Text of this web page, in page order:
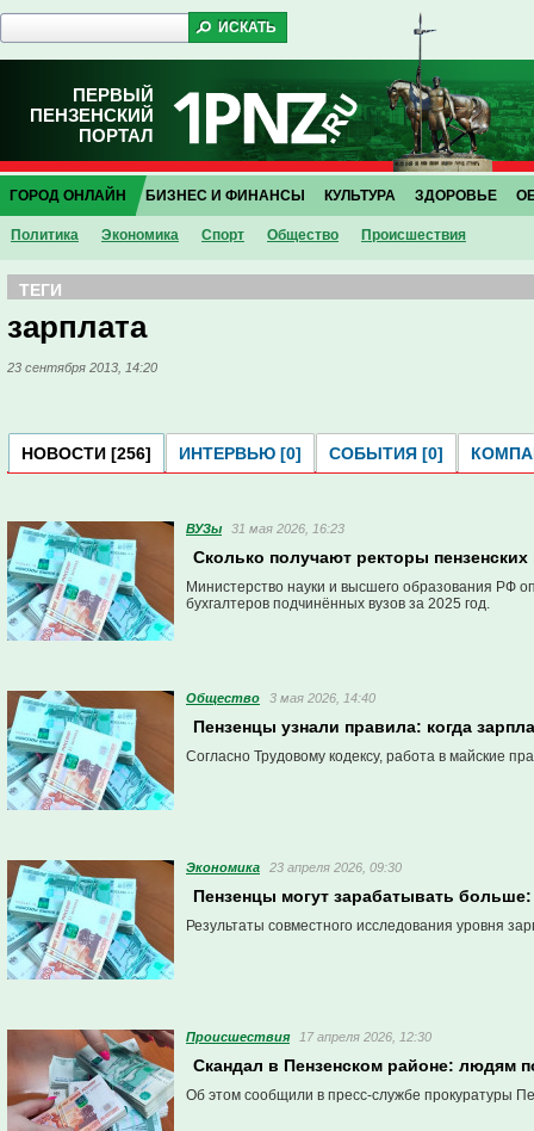
ПЕРВЫЙ
ПЕНЗЕНСКИЙ
ПОРТАЛ
ГОРОД ОНЛАЙН
Политика Экономика Спорт Общество Проиcшествия
БИЗНЕС И ФИНАНСЫ КУЛЬТУРА ЗДОРОВЬЕ
ТЕГИ
зарплата
23 сентября 2013, 14:20
НОВОСТИ [256] ИНТЕРВЬЮ [0] СОБЫТИЯ [0]
ВУЗы 31 мая 2026, 16:23
Сколько получают ректоры
Министерство науки и высшего образования РФ
бухгалтеров подчинённых вузов за 2025 год.
Общество 3 мая 2026, 14:40
Пензенцы узнали правила: когда
Согласно Трудовому кодексу, работа в майские
Экономика 23 апреля 2026, 09:30
Пензенцы могут зарабатывать
Результаты совместного исследования уровня
Проиcшествия 17 апреля 2026, 12:30
Скандал в Пензенском районе: людям
Об этом сообщили в пресс-службе прокуратуры